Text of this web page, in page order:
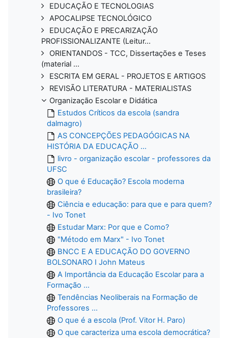
EDUCAÇÃO E TECNOLOGIAS
APOCALIPSE TECNOLÓGICO
EDUCAÇÃO E PRECARIZAÇÃO
PROFISSIONALIZANTE (Leitur...
ORIENTANDOS - TCC, Dissertações e Teses
(material ...
ESCRITA EM GERAL - PROJETOS E ARTIGOS
REVISÃO LITERATURA - MATERIALISTAS
Organização Escolar e Didática
Estudos Críticos da escola (sandra
dalmagro)
AS CONCEPÇÕES PEDAGÓGICAS NA
HISTÓRIA DA EDUCAÇÃO ...
livro - organização escolar - professores da
UFSC
O que é Educação? Escola moderna
brasileira?
Ciência e educação: para que e para quem?
- Ivo Tonet
Estudar Marx: Por que e Como?
"Método em Marx" - Ivo Tonet
BNCC E A EDUCAÇÃO DO GOVERNO
BOLSONARO I John Mateus
A Importância da Educação Escolar para a
Formação ...
Tendências Neoliberais na Formação de
Professores ...
O que é a escola (Prof. Vitor H. Paro)
O que caracteriza uma escola democrática?